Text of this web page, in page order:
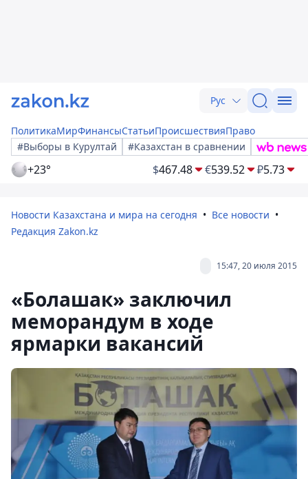
Рус
ПолитикаМирФинансыСтатьиПроисшествияПраво
#Выборы в Курултай
#Казахстан в сравнении
+23° $467.48 €539.52 ₽5.73
Новости Казахстана и мира на сегодня
Все новости
Редакция Zakon.kz
15:47, 20 июля 2015
«Болашак» заключил
меморандум в ходе
ярмарки вакансий